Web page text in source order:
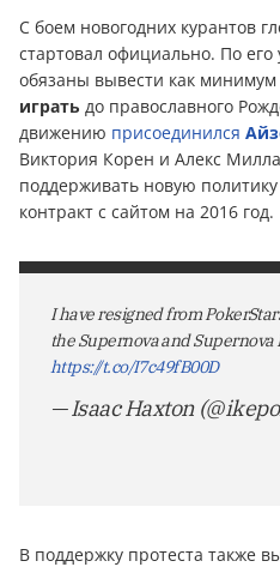
С боем новогодних курантов
стартовал официально. По
обязаны вывeсти как минимум
играть до православного
движению присоединился
Виктория Корен и Алекс
поддерживать новую
контракт с сайтом на 2016 год.
I have resigned from
the Supernova and Supernova
https://t.co/I7c49fB00D
— Isaac Haxton
В поддержку протеста также